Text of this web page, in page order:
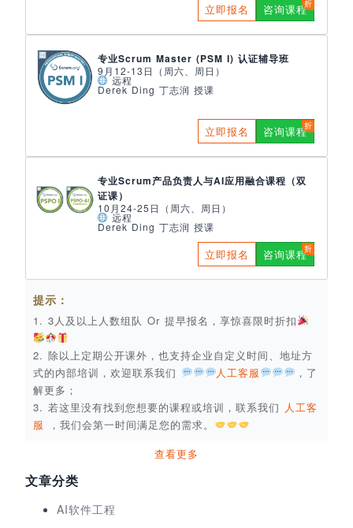
立即报名 咨询课程
专业Scrum Master (PSM I) 认证辅导班
9月12-13日（周六、周日）
远程
Derek Ding 丁志润 授课
立即报名 咨询课程
专业Scrum产品负责人与AI应用融合课程（双
证课）
10月24-25日（周六、周日）
远程
Derek Ding 丁志润 授课
立即报名 咨询课程
提示：
1. 3人及以上人数组队 Or 提早报名，享惊喜限时折扣
2. 除以上定期公开课外，也支持企业自定义时间、地址方
式的内部培训，欢迎联系我们
人工客服
，了
解更多；
3. 若这里没有找到您想要的课程或培训，联系我们 人工客
服
，我们会第一时间满足您的需求。
查看更多
文章分类
AI软件工程